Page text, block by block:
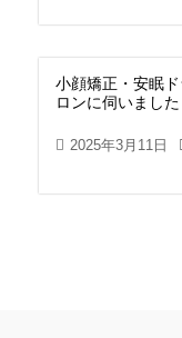
小顔矯正・安眠
ロンに伺いました
2025年3月11日